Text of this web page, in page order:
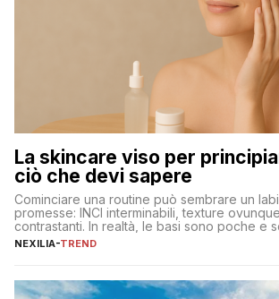
La skincare viso per
ciò che devi sapere
Cominciare una routine può sembrare un
promesse: INCI interminabili, texture
contrastanti. In realtà, le basi sono poche e
detersione delicata che non impoverisce,
tutto il resto. […]
NEXILIA-TREND